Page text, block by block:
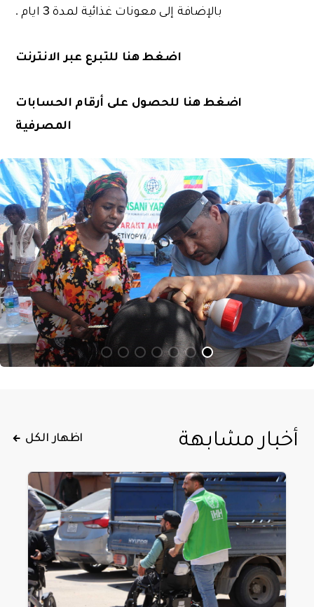
بالإضافة إلى معونات غذائية لمدة 3 ايام .
اضغط هنا للتبرع عبر الانترنت
اضغط هنا للحصول على أرقام الحسابات
المصرفية
أخبار مشابهة اظهار الكل